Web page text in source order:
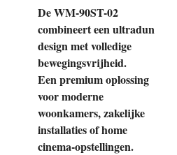
De WM-90ST-02
combineert een ultradun
design met volledige
bewegingsvrijheid.
Een premium oplossing
voor moderne
woonkamers, zakelijke
installaties of home
cinema-opstellingen.